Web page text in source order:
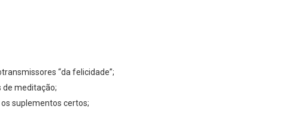
“da felicidade”;
de meditação;
suplementos certos;